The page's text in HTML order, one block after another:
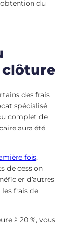
du
clôture
des frais
spécialisé
complet de
aura été
fois,
de cession
d’autres
frais de
à 20 %, vous